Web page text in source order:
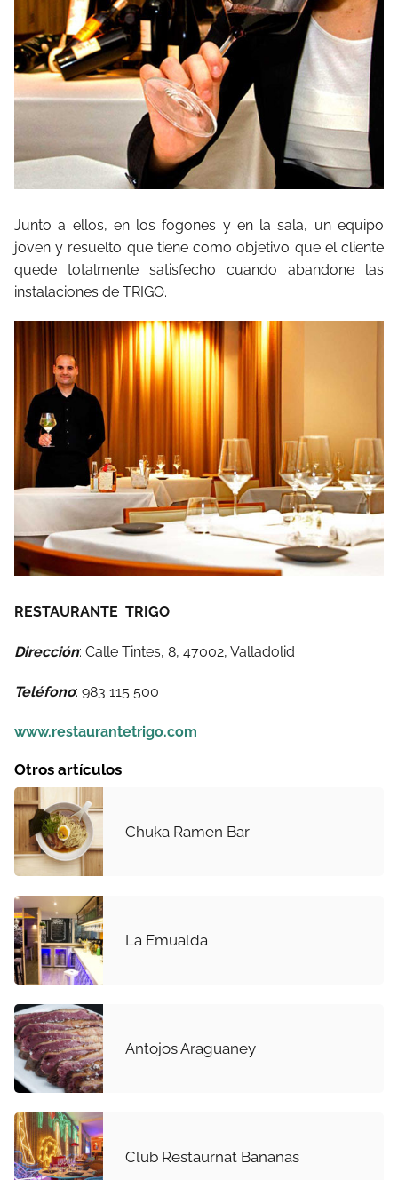
Junto a ellos, en los fogones y en la sala, un equipo
joven y resuelto que tiene como objetivo que el cliente
quede totalmente satisfecho cuando abandone las
instalaciones de TRIGO.
RESTAURANTE TRIGO
Dirección: Calle Tintes, 8, 47002, Valladolid
Teléfono: 983 115 500
www.restaurantetrigo.com
Otros artículos
Chuka Ramen Bar
La Emualda
Antojos Araguaney
Club Restaurnat Bananas